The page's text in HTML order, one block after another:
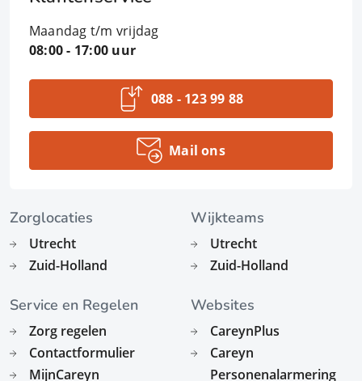
Maandag t/m vrijdag
08:00 - 17:00 uur
088 - 123 99 88
Mail ons
Zorglocaties
Utrecht
Zuid-Holland
Wijkteams
Utrecht
Zuid-Holland
Service en Regelen
Zorg regelen
Contactformulier
MijnCareyn
Websites
CareynPlus
Careyn
Personenalarmering